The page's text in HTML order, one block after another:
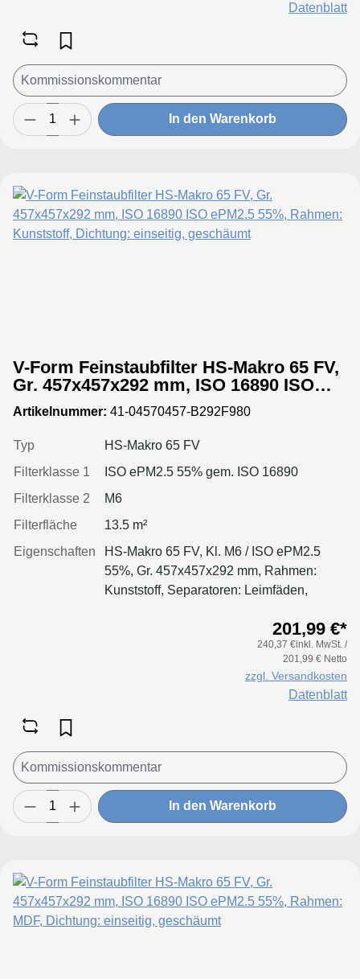
Datenblatt
In den Warenkorb
V-Form Feinstaubfilter HS-Makro 65 FV,
Gr. 457x457x292 mm, ISO 16890 ISO
ePM2.5 55%, Rahmen: Kunststoff,
Dichtung: einseitig, geschäumt
Artikelnummer: 41-04570457-B292F980
Typ
HS-Makro 65 FV
Filterklasse 1
ISO ePM2.5 55% gem. ISO 16890
Filterklasse 2
M6
Filterfläche
13.5 m²
Eigenschaften
HS-Makro 65 FV, Kl. M6 / ISO ePM2.5
55%, Gr. 457x457x292 mm, Rahmen:
Kunststoff, Separatoren: Leimfäden,
201,99 €*
240,37 €inkl. MwSt. /
201,99 € Netto
zzgl. Versandkosten
Datenblatt
In den Warenkorb